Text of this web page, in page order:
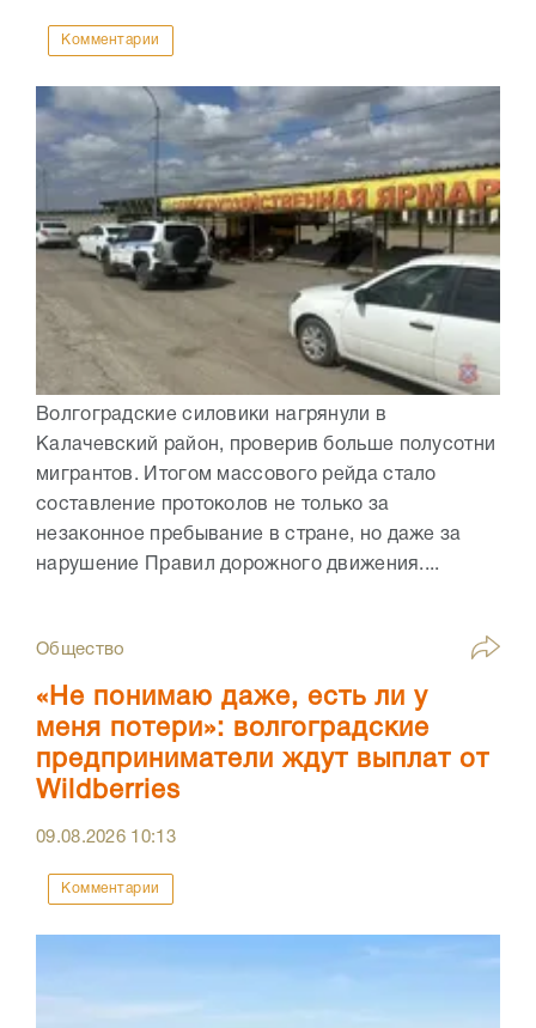
Комментарии
Волгоградские силовики нагрянули в
Калачевский район, проверив больше полусотни
мигрантов. Итогом массового рейда стало
составление протоколов не только за
незаконное пребывание в стране, но даже за
нарушение Правил дорожного движения....
Общество
«Не понимаю даже, есть ли у
меня потери»: волгоградские
предприниматели ждут выплат от
Wildberries
09.08.2026 10:13
Комментарии